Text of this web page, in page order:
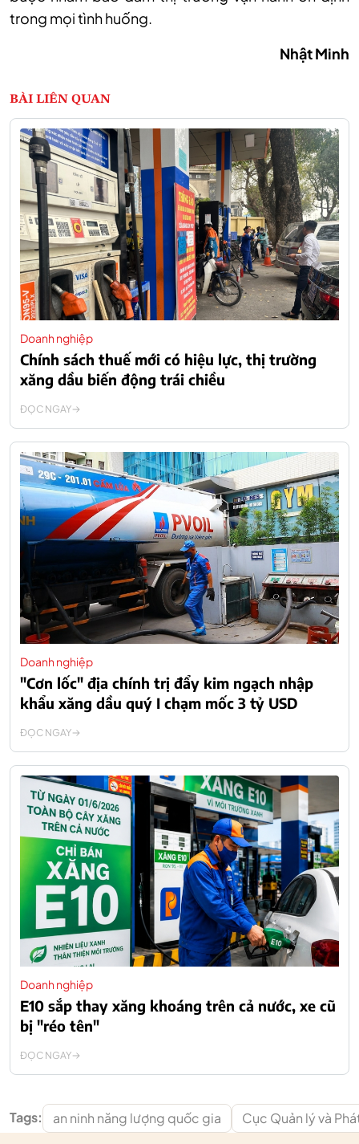
trong mọi tình huống.
Nhật Minh
BÀI LIÊN QUAN
Doanh nghiệp
Chính sách thuế mới có hiệu lực, thị trường
xăng dầu biến động trái chiều
ĐỌC NGAY
Doanh nghiệp
"Cơn lốc" địa chính trị đẩy kim ngạch nhập
khẩu xăng dầu quý I chạm mốc 3 tỷ USD
ĐỌC NGAY
Doanh nghiệp
E10 sắp thay xăng khoáng trên cả nước, xe cũ
bị "réo tên"
ĐỌC NGAY
Tags: an ninh năng lượng quốc gia Cục Quản lý và